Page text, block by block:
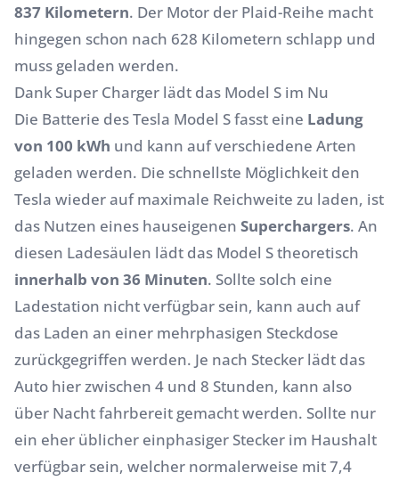
837 Kilometern. Der Motor der Plaid-Reihe macht
hingegen schon nach 628 Kilometern schlapp und
muss geladen werden.
Dank Super Charger lädt das Model S im Nu
Die Batterie des Tesla Model S fasst eine Ladung
von 100 kWh und kann auf verschiedene Arten
geladen werden. Die schnellste Möglichkeit den
Tesla wieder auf maximale Reichweite zu laden, ist
das Nutzen eines hauseigenen Superchargers. An
diesen Ladesäulen lädt das Model S theoretisch
innerhalb von 36 Minuten. Sollte solch eine
Ladestation nicht verfügbar sein, kann auch auf
das Laden an einer mehrphasigen Steckdose
zurückgegriffen werden. Je nach Stecker lädt das
Auto hier zwischen 4 und 8 Stunden, kann also
über Nacht fahrbereit gemacht werden. Sollte nur
ein eher üblicher einphasiger Stecker im Haushalt
verfügbar sein, welcher normalerweise mit 7,4